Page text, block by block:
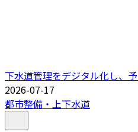
下水道管理をデジタル化し、
2026-07-17
都市整備・上下水道